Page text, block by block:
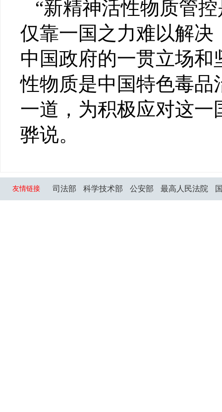
“新精神活性物质管
仅靠一国之力难以解
中国政府的一贯立场
性物质是中国特色毒
一道，为积极应对这一
骅说。
友情链接 司法部 科学技术部 公安部 最高人民法院